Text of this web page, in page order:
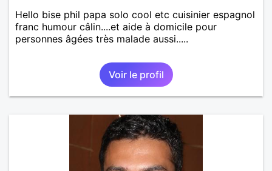
Hello bise phil papa solo cool etc cuisinier espagnol
franc humour câlin....et aide à domicile pour
personnes âgées très malade aussi.....
Voir le profil